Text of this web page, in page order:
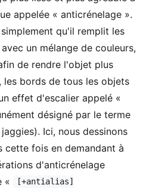
appelée « anticrénelage ».
qu'il remplit les
un mélange de couleurs,
de rendre l'objet plus
les bords de tous les objets
effet d'escalier appelé «
désigné par le terme
Ici, nous dessinons
cette fois en demandant à
d'anticrénelage
«
[+antialias]